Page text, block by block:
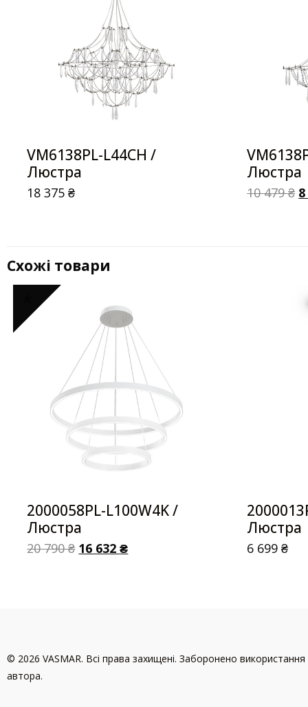
VM6138PL-L44CH /
Люстра
18 375₴
Люстра
10 479₴
Схожі товари
2000058PL-L100W4K /
Люстра
20 790₴ 16 632₴
Люстра
6 699₴
© 2026 VASMAR. Всі права захищені. Заборонено використання
автора.